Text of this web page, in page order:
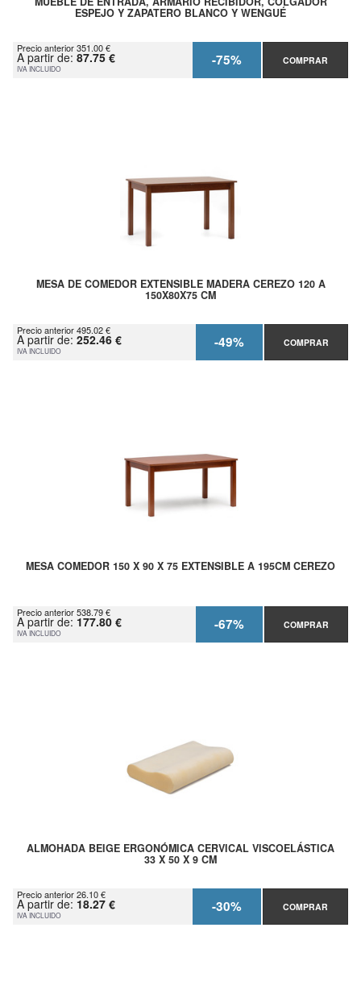
ESPEJO Y ZAPATERO BLANCO Y WENGUÉ
Precio anterior 351.00 €
A partir de: 87.75 €
IVA INCLUIDO -75% COMPRAR
MESA DE COMEDOR EXTENSIBLE MADERA CEREZO 120 A
150X80X75 CM
Precio anterior 495.02 €
A partir de: 252.46 €
IVA INCLUIDO -49% COMPRAR
MESA COMEDOR 150 X 90 X 75 EXTENSIBLE A 195CM CEREZO
Precio anterior 538.79 €
A partir de: 177.80 €
IVA INCLUIDO -67% COMPRAR
ALMOHADA BEIGE ERGONÓMICA CERVICAL VISCOELÁSTICA
33 X 50 X 9 CM
Precio anterior 26.10 €
A partir de: 18.27 €
IVA INCLUIDO -30% COMPRAR